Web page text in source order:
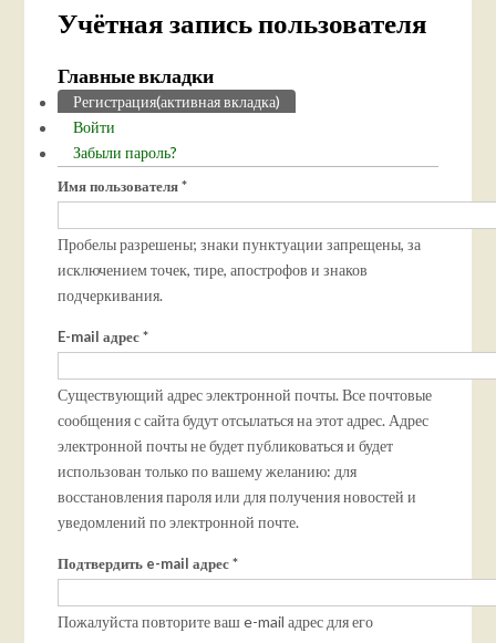
Учётная запись пользователя
Главные вкладки
Регистрация(активная вкладка)
Войти
Забыли пароль?
Имя пользователя*
Пробелы разрешены; знаки пунктуации запрещены, за
исключением точек, тире, апострофов и знаков
подчеркивания.
E-mail адрес*
Существующий адрес электронной почты. Все почтовые
сообщения с сайта будут отсылаться на этот адрес. Адрес
электронной почты не будет публиковаться и будет
использован только по вашему желанию: для
восстановления пароля или для получения новостей и
уведомлений по электронной почте.
Подтвердить e-mail адрес*
Пожалуйста повторите ваш e-mail адрес для его